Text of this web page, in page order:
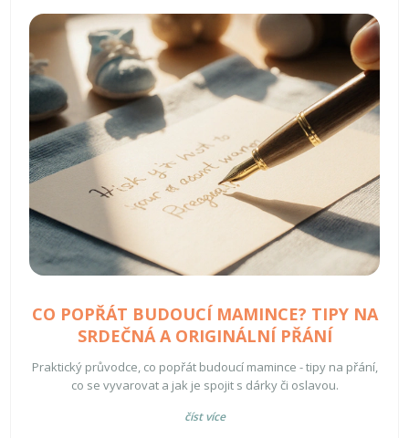
CO POPŘÁT BUDOUCÍ MAMINCE? TIPY NA
SRDEČNÁ A ORIGINÁLNÍ PŘÁNÍ
Praktický průvodce, co popřát budoucí mamince - tipy na přání,
co se vyvarovat a jak je spojit s dárky či oslavou.
číst více